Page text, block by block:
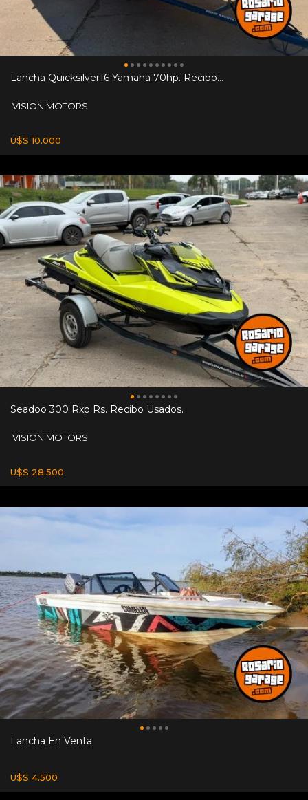
Lancha Quicksilver16 Yamaha 70hp. Recibo...
VISION MOTORS
U$S 10.000
Seadoo 300 Rxp Rs. Recibo Usados.
VISION MOTORS
U$S 28.500
Lancha En Venta
U$S 4.500